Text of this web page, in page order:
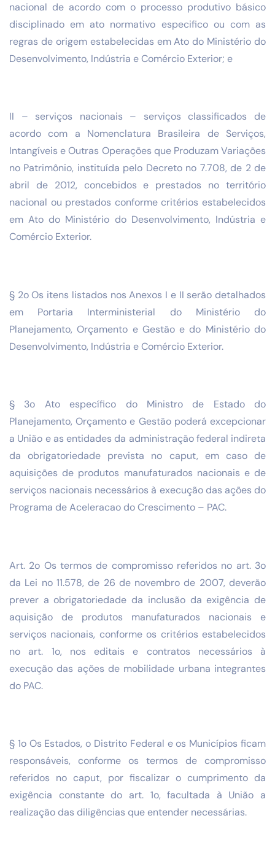
nacional de acordo com o processo produtivo básico
disciplinado em ato normativo especifico ou com as
regras de origem estabelecidas em Ato do Ministério do
Desenvolvimento, Indústria e Comércio Exterior; e
II – serviços nacionais – serviços classificados de
acordo com a Nomenclatura Brasileira de Serviços,
Intangíveis e Outras Operações que Produzam Variações
no Patrimônio, instituída pelo Decreto no 7.708, de 2 de
abril de 2012, concebidos e prestados no território
nacional ou prestados conforme critérios estabelecidos
em Ato do Ministério do Desenvolvimento, Indústria e
Comércio Exterior.
§ 2o Os itens listados nos Anexos I e II serão detalhados
em Portaria Interministerial do Ministério do
Planejamento, Orçamento e Gestão e do Ministério do
Desenvolvimento, Indústria e Comércio Exterior.
§ 3o Ato específico do Ministro de Estado do
Planejamento, Orçamento e Gestão poderá excepcionar
a União e as entidades da administração federal indireta
da obrigatoriedade prevista no caput, em caso de
aquisições de produtos manufaturados nacionais e de
serviços nacionais necessários à execução das ações do
Programa de Aceleracao do Crescimento – PAC.
Art. 2o Os termos de compromisso referidos no art. 3o
da Lei no 11.578, de 26 de novembro de 2007, deverão
prever a obrigatoriedade da inclusão da exigência de
aquisição de produtos manufaturados nacionais e
serviços nacionais, conforme os critérios estabelecidos
no art. 1o, nos editais e contratos necessários à
execução das ações de mobilidade urbana integrantes
do PAC.
§ 1o Os Estados, o Distrito Federal e os Municípios ficam
responsáveis, conforme os termos de compromisso
referidos no caput, por fiscalizar o cumprimento da
exigência constante do art. 1o, facultada à União a
realização das diligências que entender necessárias.